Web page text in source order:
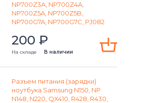
питания для ноутбуков
питания для ноутбуков
NP700Z3A, NP700Z4A,
NP700Z5A, NP700Z5B,
NP700G7A, NP700G7C, PJ082
200 ₽
На складе В наличии
Разъем питания (зарядки)
ноутбука Samsung N150, NP
N148, N220, QX410, R428, R430,